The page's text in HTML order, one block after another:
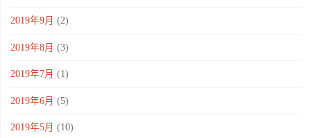
2019年9月 (2)
2019年8月 (3)
2019年7月 (1)
2019年6月 (5)
2019年5月 (10)